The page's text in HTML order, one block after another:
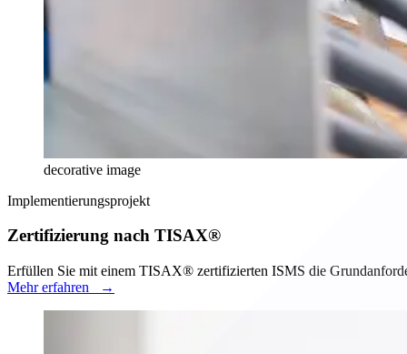
decorative image
Implementierungsprojekt
Zertifizierung nach TISAX®
Erfüllen Sie mit einem TISAX® zertifizierten ISMS die
Mehr erfahren
→